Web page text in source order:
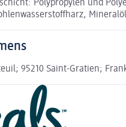
Polypropylen und
95210 Saint-Gratien;